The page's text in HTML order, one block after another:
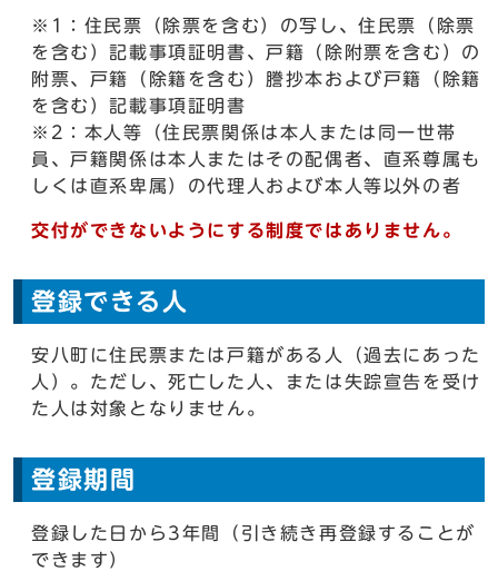
※1：住民票（除票を含む）の写し、住民票（除票
を含む）記載事項証明書、戸籍（除附票を含む）の
附票、戸籍（除籍を含む）謄抄本および戸籍（除籍
を含む）記載事項証明書
※2：本人等（住民票関係は本人または同一世帯
員、戸籍関係は本人またはその配偶者、直系尊属も
しくは直系卑属）の代理人および本人等以外の者
交付ができないようにする制度ではありません。
登録できる人
安八町に住民票または戸籍がある人（過去にあった
人）。ただし、死亡した人、または失踪宣告を受け
た人は対象となりません。
登録期間
登録した日から3年間（引き続き再登録することが
できます）